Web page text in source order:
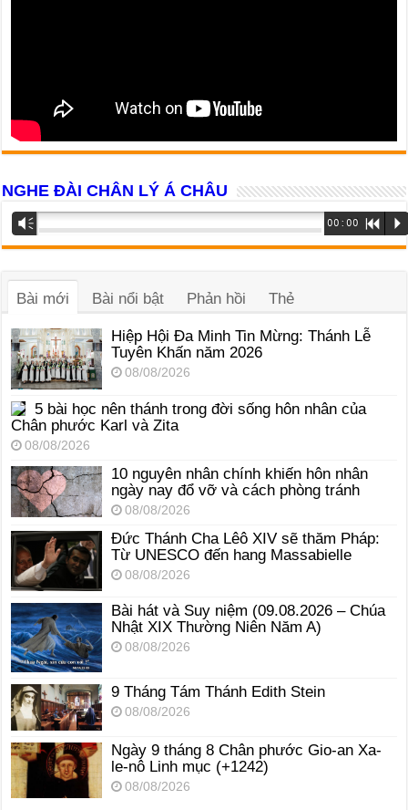
NGHE ĐÀI CHÂN LÝ Á CHÂU
Trình
phát
âm
Vm 00:00 R P
Bài mới Bài nổi bật Phản hồi Thẻ
Hiệp Hội Đa Minh Tin Mừng: Thánh Lễ
Tuyên Khấn năm 2026
08/08/2026
5 bài học nên thánh trong đời sống hôn nhân của
Chân phước Karl và Zita
08/08/2026
10 nguyên nhân chính khiến hôn nhân
ngày nay đổ vỡ và cách phòng tránh
08/08/2026
Đức Thánh Cha Lêô XIV sẽ thăm Pháp:
Từ UNESCO đến hang Massabielle
08/08/2026
Bài hát và Suy niệm (09.08.2026 – Chúa
Nhật XIX Thường Niên Năm A)
08/08/2026
9 Tháng Tám Thánh Edith Stein
08/08/2026
Ngày 9 tháng 8 Chân phước Gio-an Xa-
le-nô Linh mục (+1242)
08/08/2026